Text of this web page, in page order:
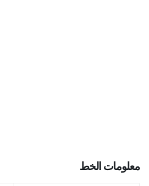
معلومات الخط